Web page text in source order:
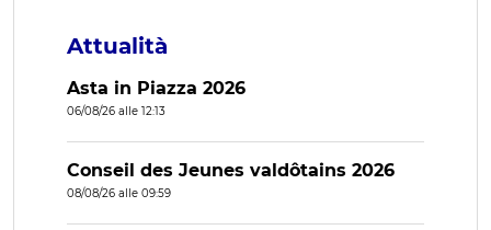
Attualità
Asta in Piazza 2026
06/08/26 alle 12:13
Conseil des Jeunes valdôtains 2026
08/08/26 alle 09:59